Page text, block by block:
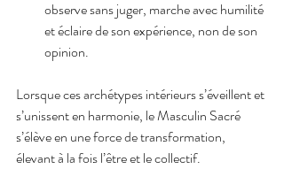
observe sans juger, marche avec humilité
et éclaire de son expérience, non de son
opinion.
Lorsque ces archétypes intérieurs s’éveillent et
s’unissent en harmonie, le Masculin Sacré
s’élève en une force de transformation,
élevant à la fois l’être et le collectif.